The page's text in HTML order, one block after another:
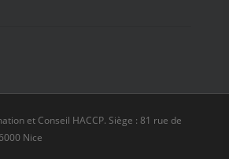
et Conseil HACCP. Siège : 81 rue de
Nice